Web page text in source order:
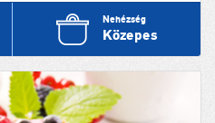
Nehézség
Közepes